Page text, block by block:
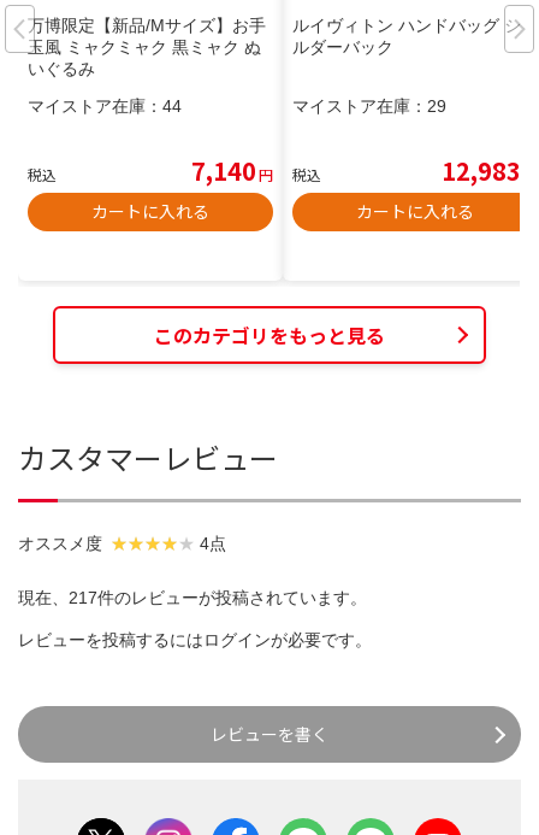
万博限定【新品/Mサイズ】お手
玉風 ミャクミャク 黒ミャク ぬ
いぐるみ
マイストア在庫： 44
税込 7,140円
カートに入れる
ルイヴィトン ハンドバッグ ショ
ルダーバック
マイストア在庫： 29
税込 12,983
カートに入れる
このカテゴリをもっと見る
カスタマーレビュー
オススメ度 4点
現在、217件のレビューが投稿されています。
レビューを投稿するにはログインが必要です。
レビューを書く